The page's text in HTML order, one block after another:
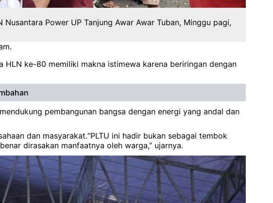
Power UP Tanjung Awar Awar Tuban, Minggu pagi,
HLN ke-80 memiliki makna istimewa karena beriringan dengan
pembangunan bangsa dengan energi yang andal dan
dan masyarakat.“PLTU ini hadir bukan sebagai tembok
dirasakan manfaatnya oleh warga,” ujarnya.